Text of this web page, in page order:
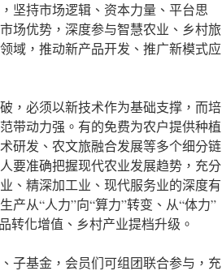
坚持市场逻辑、资本力量、平台思
场优势，深度参与智慧农业、乡村旅
域，推动新产品开发、推广新模式应
，必须以新技术作为基础支撑，而培
带动力强。有的免费为农户提供种植
研发、农文旅融合发展等多个细分链
要准确把握现代农业发展趋势，充分
、精深加工业、现代服务业的深度有
从“人力”向“算力”转变、从“体力”
转化增值、乡村产业提档升级。
子基金，会员们可组团联合参与，充